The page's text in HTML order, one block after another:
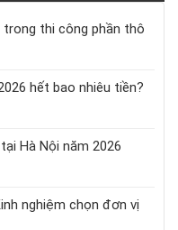
trong thi công phần thô
hết bao nhiêu tiền?
Hà Nội năm 2026
nghiệm chọn đơn vị